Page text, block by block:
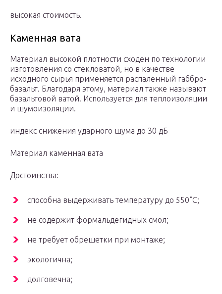
высокая стоимость.
Каменная вата
Материал высокой плотности сходен по технологии
изготовления со стекловатой, но в качестве
исходного сырья применяется распаленный габбро-
базальт. Благодаря этому, материал также называют
базальтовой ватой. Используется для теплоизоляции
и шумоизоляции.
индекс снижения ударного шума до 30 дБ
Материал каменная вата
Достоинства:
способна выдерживать температуру до 550˚С;
не содержит формальдегидных смол;
не требует обрешетки при монтаже;
экологична;
долговечна;